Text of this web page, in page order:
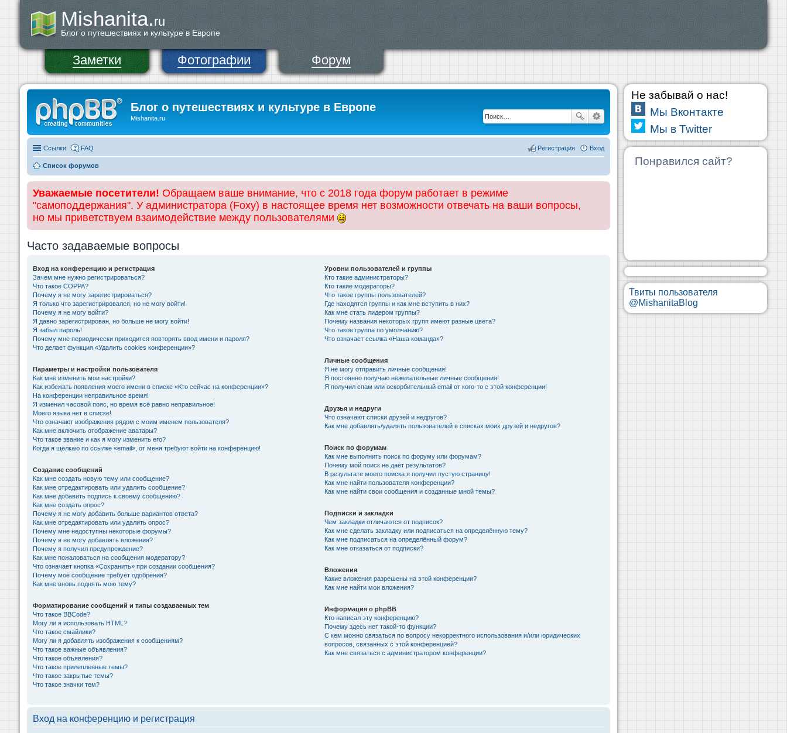
Mishanita.ru
Блог о путешествиях и культуре в Европе
Заметки Фотографии Форум
Блог о путешествиях и культуре в Европе
Mishanita.ru
Ссылки FAQ Вход
Регистрация
Список форумов
Уважаемые посетители! Обращаем ваше внимание, что с 2018 года форум работает в режиме
"самоподдержания". У администратора (Foxy) в настоящее время нет возможности отвечать на ваши вопросы,
но мы приветствуем взаимодействие между пользователями
Часто задаваемые вопросы
Вход на конференцию и регистрация
Зачем мне нужно регистрироваться?
Что такое COPPA?
Почему я не могу зарегистрироваться?
Я только что зарегистрировался, но не могу войти!
Почему я не могу войти?
Я давно зарегистрирован, но больше не могу войти!
Я забыл пароль!
Почему мне периодически приходится повторять ввод имени и пароля?
Что делает функция «Удалить cookies конференции»?
Параметры и настройки пользователя
Как мне изменить мои настройки?
Как избежать появления моего имени в списке «Кто сейчас на конференции»?
На конференции неправильное время!
Я изменил часовой пояс, но время всё равно неправильное!
Моего языка нет в списке!
Что означают изображения рядом с моим именем пользователя?
Как мне включить отображение аватары?
Что такое звание и как я могу изменить его?
Когда я щёлкаю по ссылке «email», от меня требуют войти на конференцию!
Создание сообщений
Как мне создать новую тему или сообщение?
Как мне отредактировать или удалить сообщение?
Как мне добавить подпись к своему сообщению?
Как мне создать опрос?
Почему я не могу добавить больше вариантов ответа?
Как мне отредактировать или удалить опрос?
Почему мне недоступны некоторые форумы?
Почему я не могу добавлять вложения?
Почему я получил предупреждение?
Как мне пожаловаться на сообщения модератору?
Что означает кнопка «Сохранить» при создании сообщения?
Почему моё сообщение требует одобрения?
Как мне вновь поднять мою тему?
Форматирование сообщений и типы создаваемых тем
Что такое BBCode?
Могу ли я использовать HTML?
Что такое смайлики?
Могу ли я добавлять изображения к сообщениям?
Что такое важные объявления?
Что такое объявления?
Что такое прилепленные темы?
Что такое закрытые темы?
Что такое значки тем?
Уровни пользователей и группы
Кто такие администраторы?
Кто такие модераторы?
Что такое группы пользователей?
Где находятся группы и как мне вступить в них?
Как мне стать лидером группы?
Почему названия некоторых групп имеют разные цвета?
Что такое группа по умолчанию?
Что означает ссылка «Наша команда»?
Личные сообщения
Я не могу отправить личные сообщения!
Я постоянно получаю нежелательные личные сообщения!
Я получил спам или оскорбительный email от кого-то с этой конференции!
Друзья и недруги
Что означают списки друзей и недругов?
Как мне добавлять/удалять пользователей в списках моих друзей и недругов?
Поиск по форумам
Как мне выполнить поиск по форуму или форумам?
Почему мой поиск не даёт результатов?
В результате моего поиска я получил пустую страницу!
Как мне найти пользователя конференции?
Как мне найти свои сообщения и созданные мной темы?
Подписки и закладки
Чем закладки отличаются от подписок?
Как мне сделать закладку или подписаться на определённую тему?
Как мне подписаться на определённый форум?
Как мне отказаться от подписки?
Вложения
Какие вложения разрешены на этой конференции?
Как мне найти мои вложения?
Информация о phpBB
Кто написал эту конференцию?
Почему здесь нет такой-то функции?
С кем можно связаться по вопросу некорректного использования и/или юридических
вопросов, связанных с этой конференцией?
Как мне связаться с администратором конференции?
Вход на конференцию и регистрация
Не забывай о нас!
Мы Вконтакте
Мы в Twitter
Понравился сайт?
Твиты пользователя
@MishanitaBlog